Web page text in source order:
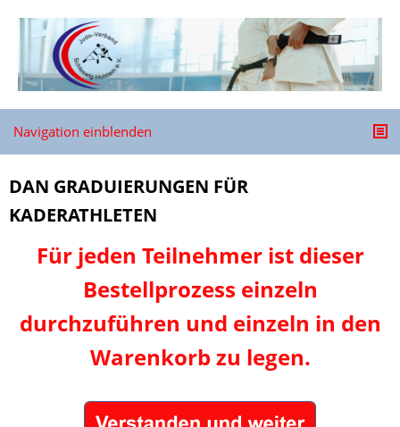
Navigation einblenden
DAN GRADUIERUNGEN FÜR
KADERATHLETEN
Für jeden Teilnehmer ist dieser
Bestellprozess einzeln
durchzuführen und einzeln in den
Warenkorb zu legen.